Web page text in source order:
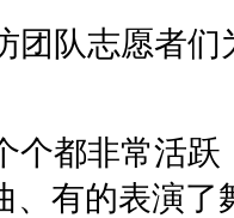
团队志愿者
个都非常活
、有的表演了